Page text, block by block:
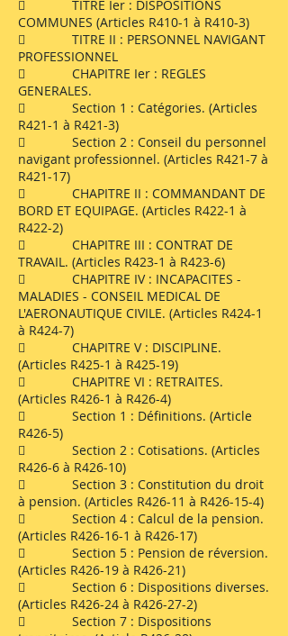
 TITRE Ier : DISPOSITIONS
COMMUNES (Articles R410-1 à R410-3)
 TITRE II : PERSONNEL NAVIGANT
PROFESSIONNEL
 CHAPITRE Ier : REGLES
GENERALES.
 Section 1 : Catégories. (Articles
R421-1 à R421-3)
 Section 2 : Conseil du personnel
navigant professionnel. (Articles R421-7 à
R421-17)
 CHAPITRE II : COMMANDANT DE
BORD ET EQUIPAGE. (Articles R422-1 à
R422-2)
 CHAPITRE III : CONTRAT DE
TRAVAIL. (Articles R423-1 à R423-6)
 CHAPITRE IV : INCAPACITES -
MALADIES - CONSEIL MEDICAL DE
L'AERONAUTIQUE CIVILE. (Articles R424-1
à R424-7)
 CHAPITRE V : DISCIPLINE.
(Articles R425-1 à R425-19)
 CHAPITRE VI : RETRAITES.
(Articles R426-1 à R426-4)
 Section 1 : Définitions. (Article
R426-5)
 Section 2 : Cotisations. (Articles
R426-6 à R426-10)
 Section 3 : Constitution du droit
à pension. (Articles R426-11 à R426-15-4)
 Section 4 : Calcul de la pension.
(Articles R426-16-1 à R426-17)
 Section 5 : Pension de réversion.
(Articles R426-19 à R426-21)
 Section 6 : Dispositions diverses.
(Articles R426-24 à R426-27-2)
 Section 7 : Dispositions